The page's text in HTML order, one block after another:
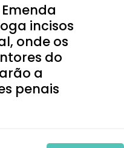
incisos
onde os
do
a
penais